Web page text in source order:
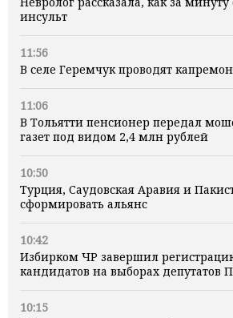
инсульт
11:56
В селе Геремчук проводят
11:06
В Тольятти пенсионер передал
газет под видом 2,4 млн рублей
10:50
Турция, Саудовская Аравия и
сформировать альянс
10:42
Избирком ЧР завершил
кандидатов на выборах депутатов
10:15